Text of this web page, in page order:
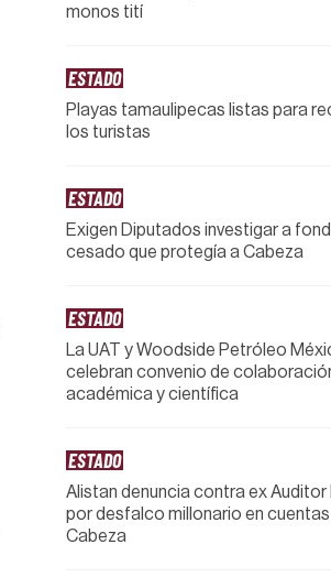
monos tití
ESTADO
Playas tamaulipecas listas para
los turistas
ESTADO
Exigen Diputados investigar a
cesado que protegía a Cabeza
ESTADO
La UAT y Woodside Petróleo
celebran convenio de
académica y científica
ESTADO
Alistan denuncia contra ex Auditor
por desfalco millonario en cuentas
Cabeza